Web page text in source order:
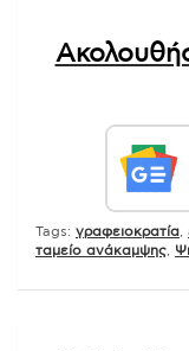
Tags: γραφειοκρατία
ταμείο ανάκαμψης